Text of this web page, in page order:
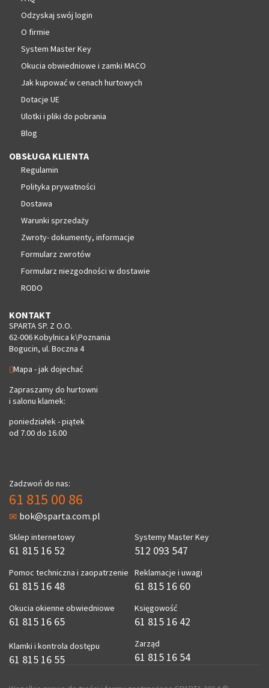
Odzyskaj swój login
O firmie
System Master Key
Okucia obwiedniowe i zamki MACO
Jak kupować w cenach hurtowych
Dotacje UE
Ulotki i pliki do pobrania
Blog
OBSŁUGA KLIENTA
Regulamin
Polityka prywatności
Dostawa
Warunki sprzedaży
Zwroty- dokumenty, informacje
Formularz zwrotów
Formularz niezgodności w dostawie
RODO
KONTAKT
SPARTA SP. Z O.O.
62-006 Kobylnica k\Poznania
Bogucin, ul. Boczna 4
Mapa - jak dojechać
Zapraszamy do hurtowni
i salonu klamek:
poniedziałek - piątek
od 7.00 do 16.00
Zadzwoń do nas:
61 815 00 86
bok@sparta.com.pl
Sklep internetowy
61 815 16 52
Pomoc techniczna i zaopatrzenie
61 815 16 48
Okucia okienne obwiedniowe
61 815 16 65
Klamki i kontrola dostępu
61 815 16 55
Systemy Master Key
512 093 547
Reklamacje i uwagi
61 815 16 60
Księgowość
61 815 16 42
Zarząd
61 815 16 54